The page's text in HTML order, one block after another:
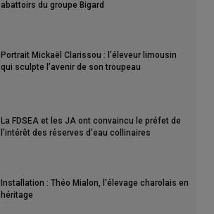
abattoirs du groupe Bigard
Portrait Mickaël Clarissou : l’éleveur limousin
qui sculpte l’avenir de son troupeau
La FDSEA et les JA ont convaincu le préfet de
l’intérêt des réserves d’eau collinaires
Installation : Théo Mialon, l'élevage charolais en
héritage